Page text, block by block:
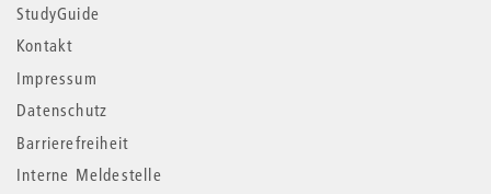
StudyGuide
Kontakt
Impressum
Datenschutz
Barrierefreiheit
Interne Meldestelle